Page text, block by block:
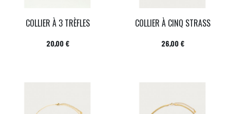
COLLIER À 3 TRÈFLES
Prix
20,00 €
COLLIER À CINQ STRASS
Prix
26,00 €